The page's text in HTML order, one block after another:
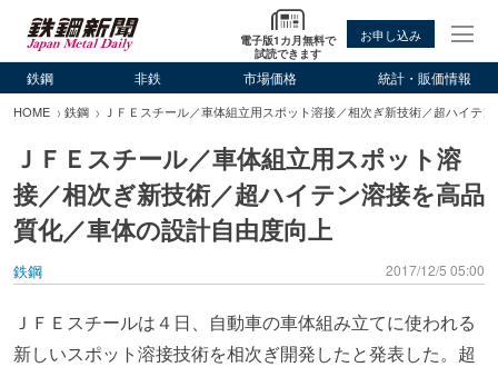
電子版1カ月無料で
試読できます
お申し込み
鉄鋼 非鉄 市場価格 統計・販価情報
HOME 鉄鋼 ＪＦＥスチール／車体組立用スポット溶接／相次ぎ新技術／超ハイテ
ＪＦＥスチール／車体組立用スポット溶
接／相次ぎ新技術／超ハイテン溶接を高品
質化／車体の設計自由度向上
鉄鋼 2017/12/5 05:00
ＪＦＥスチールは４日、自動車の車体組み立てに使われる
新しいスポット溶接技術を相次ぎ開発したと発表した。超